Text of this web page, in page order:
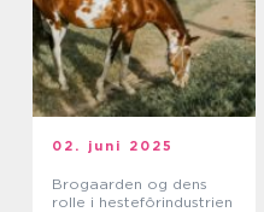
02. juni 2025
Brogaarden og dens
rolle i hestefôrindustrien